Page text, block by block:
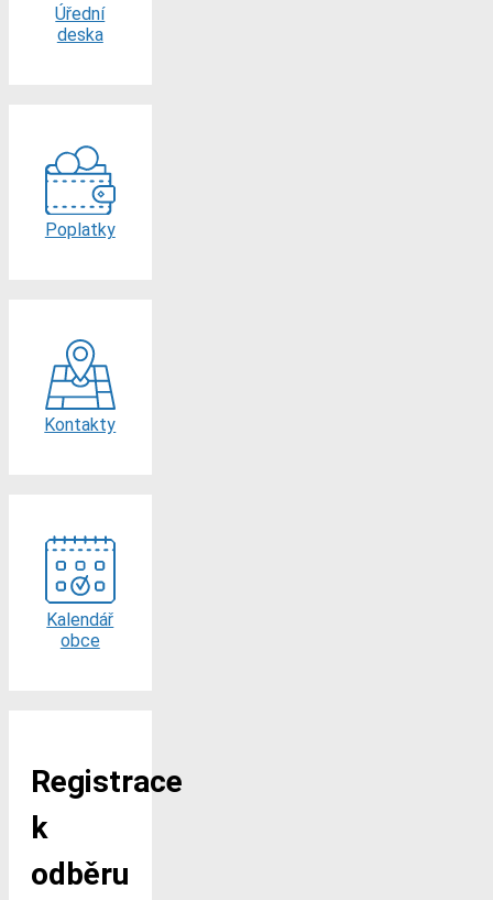
Úřední
deska
Poplatky
Kontakty
Kalendář
obce
Registrace
k
odběru